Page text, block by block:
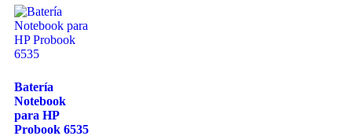
Batería
Notebook
para HP
Probook 6535